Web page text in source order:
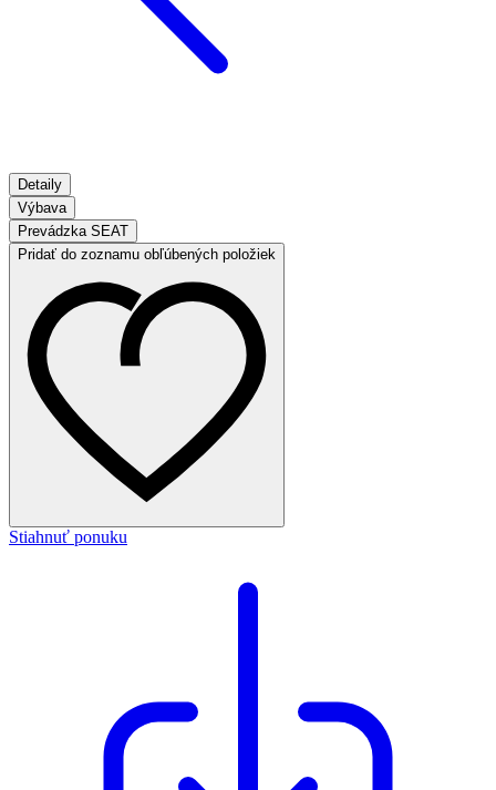
Detaily
Výbava
Prevádzka SEAT
Pridať do zoznamu obľúbených položiek
Stiahnuť ponuku